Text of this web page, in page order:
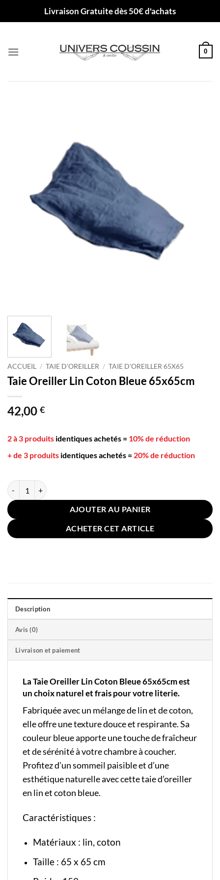
Livraison Gratuite dès 50€ d'achats
0
ACCUEIL / TAIE D'OREILLER / TAIE D'OREILLER 65X65
Taie Oreiller Lin Coton Bleue 65x65cm
42,00 €
2 à 3 produits identiques achetés = 10% de réduction
+ de 3 produits identiques achetés = 20% de réduction
quantité de Taie Oreiller Lin Coton Bleue 65x65cm
AJOUTER AU PANIER
ACHETER CET ARTICLE
Description
Avis (0)
Livraison et paiement
La Taie Oreiller Lin Coton Bleue 65x65cm est
un choix naturel et frais pour votre literie.
Fabriquée avec un mélange de lin et de coton,
elle offre une texture douce et respirante. Sa
couleur bleue apporte une touche de fraîcheur
et de sérénité à votre chambre à coucher.
Profitez d’un sommeil paisible et d’une
esthétique naturelle avec cette taie d’oreiller
en lin et coton bleue.
Caractéristiques :
Matériaux : lin, coton
Taille : 65 x 65 cm